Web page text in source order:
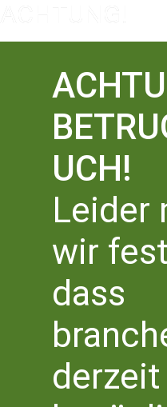
14 Juni 2025
6/14/2025
wählen.
11.00 Uhr
UCH!
Leider
wir
dass
derzeit